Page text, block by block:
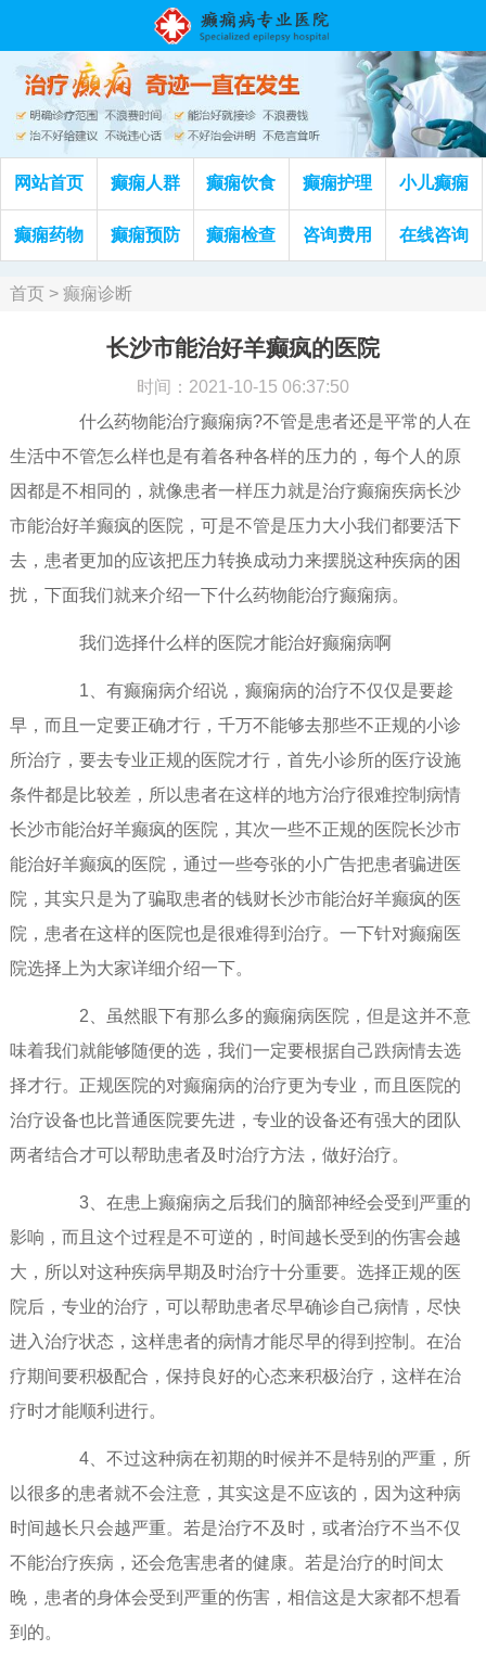
网站首页 癫痫人群 癫痫饮食 癫痫护理 小儿癫痫
癫痫药物 癫痫预防 癫痫检查 咨询费用 在线咨询
首页> 癫痫诊断
长沙市能治好羊癫疯的医院
时间：2021-10-15 06:37:50
什么药物能治疗癫痫病?不管是患者还是平常的人在
生活中不管怎么样也是有着各种各样的压力的，每个人的原
因都是不相同的，就像患者一样压力就是治疗癫痫疾病长沙
市能治好羊癫疯的医院，可是不管是压力大小我们都要活下
去，患者更加的应该把压力转换成动力来摆脱这种疾病的困
扰，下面我们就来介绍一下什么药物能治疗癫痫病。
我们选择什么样的医院才能治好癫痫病啊
1、有癫痫病介绍说，癫痫病的治疗不仅仅是要趁
早，而且一定要正确才行，千万不能够去那些不正规的小诊
所治疗，要去专业正规的医院才行，首先小诊所的医疗设施
条件都是比较差，所以患者在这样的地方治疗很难控制病情
长沙市能治好羊癫疯的医院，其次一些不正规的医院长沙市
能治好羊癫疯的医院，通过一些夸张的小广告把患者骗进医
院，其实只是为了骗取患者的钱财长沙市能治好羊癫疯的医
院，患者在这样的医院也是很难得到治疗。一下针对癫痫医
院选择上为大家详细介绍一下。
2、虽然眼下有那么多的癫痫病医院，但是这并不意
味着我们就能够随便的选，我们一定要根据自己跌病情去选
择才行。正规医院的对癫痫病的治疗更为专业，而且医院的
治疗设备也比普通医院要先进，专业的设备还有强大的团队
两者结合才可以帮助患者及时治疗方法，做好治疗。
3、在患上癫痫病之后我们的脑部神经会受到严重的
影响，而且这个过程是不可逆的，时间越长受到的伤害会越
大，所以对这种疾病早期及时治疗十分重要。选择正规的医
院后，专业的治疗，可以帮助患者尽早确诊自己病情，尽快
进入治疗状态，这样患者的病情才能尽早的得到控制。在治
疗期间要积极配合，保持良好的心态来积极治疗，这样在治
疗时才能顺利进行。
4、不过这种病在初期的时候并不是特别的严重，所
以很多的患者就不会注意，其实这是不应该的，因为这种病
时间越长只会越严重。若是治疗不及时，或者治疗不当不仅
不能治疗疾病，还会危害患者的健康。若是治疗的时间太
晚，患者的身体会受到严重的伤害，相信这是大家都不想看
到的。